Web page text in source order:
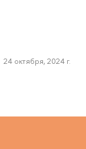
24 октября, 2024 г.